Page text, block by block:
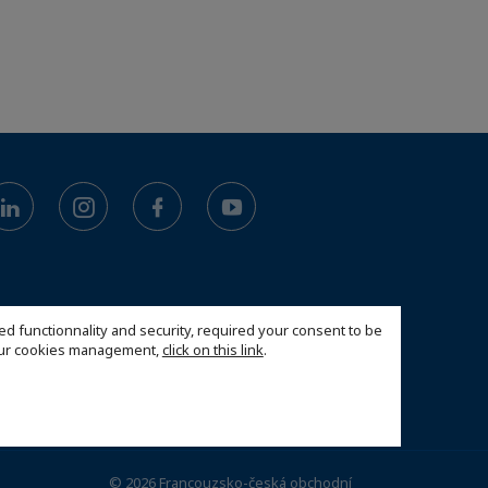
functionnality and security, required your consent to be
cookies management,click on this link.
© 2026 Francouzsko-česká obchodní